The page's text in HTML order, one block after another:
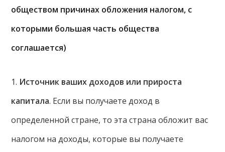
обществом причинах обложения налогом, с
которыми большая часть общества
соглашается)
1. Источник ваших доходов или прироста
капитала. Если вы получаете доход в
определенной стране, то эта страна обложит вас
налогом на доходы, которые вы получаете